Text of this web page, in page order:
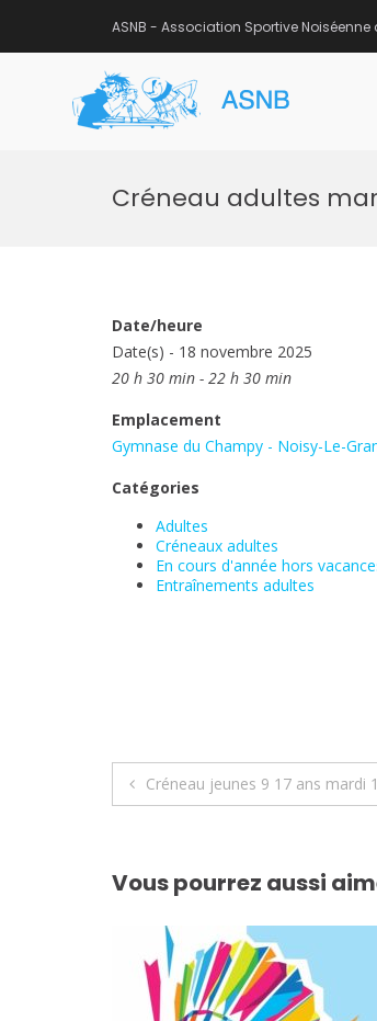
ASNB - Association Sportive
Créneau adultes
Date/heure
Date(s) - 18 novembre 2025
20 h 30 min - 22 h 30 min
Emplacement
Gymnase du Champy - Noisy-Le-
Catégories
Adultes
Créneaux adultes
En cours d'année hors
Entraînements adultes
Navigation
l’article
Créneau jeunes 9 17 ans mardi
Vous pourrez aussi